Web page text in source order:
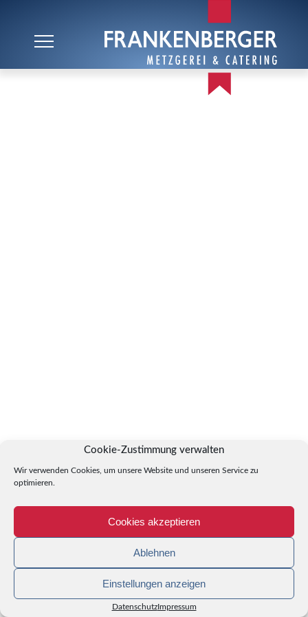
Cookie-Zustimmung verwalten
Wir verwenden Cookies, um unsere Website und unseren Service zu
optimieren.
Cookies akzeptieren
Ablehnen
Einstellungen anzeigen
DatenschutzImpressum